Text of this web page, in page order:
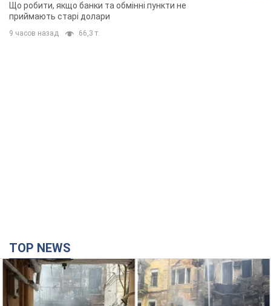
Що робити, якщо банки та обмінні пункти не
приймають старі долари
9 часов назад 66,3 т.
TOP NEWS